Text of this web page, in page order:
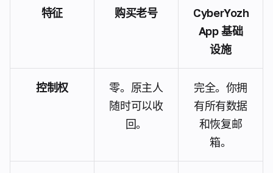
特征 购买老号
CyberYozh
App 基础
设施
控制权
零。原主人
随时可以收
回。
完全。你拥
有所有数据
和恢复邮
箱。